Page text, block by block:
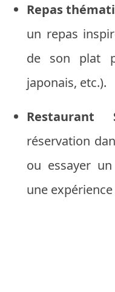
Repas
un repas
de son plat
japonais, etc.).
Restaurant
réservation
ou essayer
une